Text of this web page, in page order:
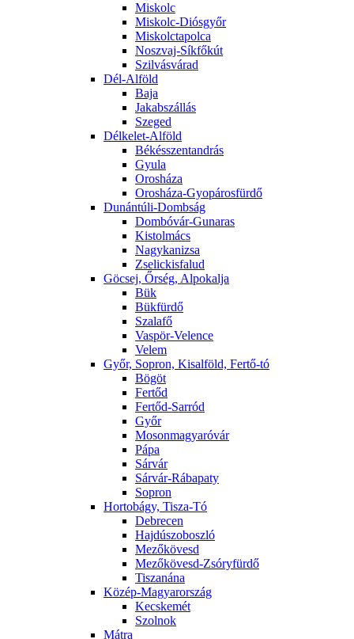
Miskolc
Miskolc-Diósgyőr
Miskolctapolca
Noszvaj-Síkfőkút
Szilvásvárad
Dél-Alföld
Baja
Jakabszállás
Szeged
Délkelet-Alföld
Békésszentandrás
Gyula
Orosháza
Orosháza-Gyopárosfürdő
Dunántúli-Dombság
Dombóvár-Gunaras
Kistolmács
Nagykanizsa
Zselickisfalud
Göcsej, Őrség, Alpokalja
Bük
Bükfürdő
Szalafő
Vaspör-Velence
Velem
Győr, Sopron, Kisalföld, Fertő-tó
Bögöt
Fertőd
Fertőd-Sarród
Győr
Mosonmagyaróvár
Pápa
Sárvár
Sárvár-Rábapaty
Sopron
Hortobágy, Tisza-Tó
Debrecen
Hajdúszoboszló
Mezőkövesd
Mezőkövesd-Zsóryfürdő
Tiszanána
Közép-Magyarország
Kecskemét
Szolnok
Mátra